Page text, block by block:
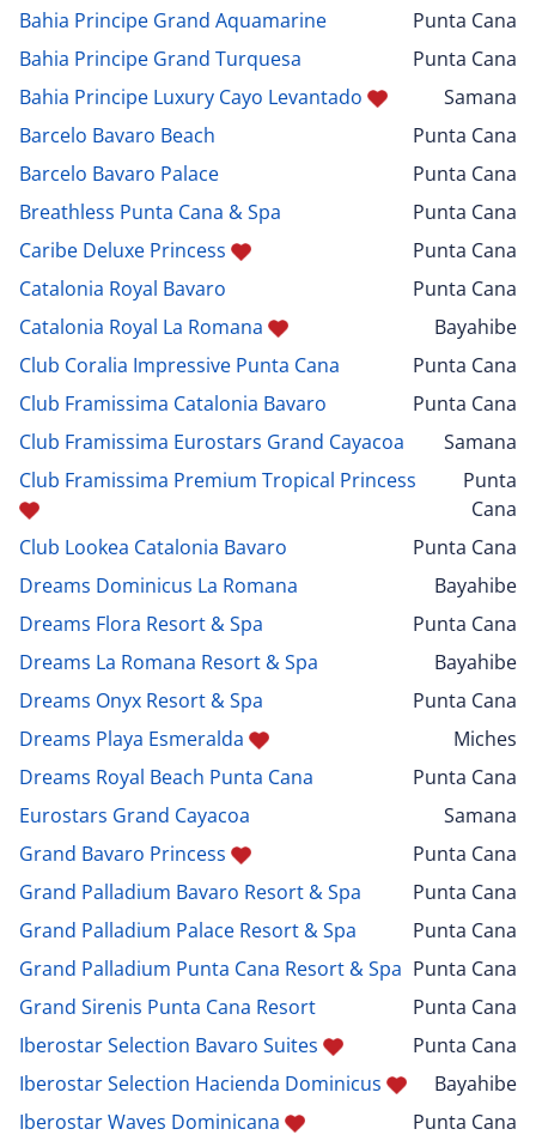
Bahia Principe Grand Aquamarine
Punta Cana
Bahia Principe Grand Turquesa
Punta Cana
Bahia Principe Luxury Cayo Levantado
Samana
Barcelo Bavaro Beach
Punta Cana
Barcelo Bavaro Palace
Punta Cana
Breathless Punta Cana & Spa
Punta Cana
Caribe Deluxe Princess
Punta Cana
Catalonia Royal Bavaro
Punta Cana
Catalonia Royal La Romana
Bayahibe
Club Coralia Impressive Punta Cana
Punta Cana
Club Framissima Catalonia Bavaro
Punta Cana
Club Framissima Eurostars Grand Cayacoa
Samana
Club Framissima Premium Tropical Princess
Punta
Cana
Club Lookea Catalonia Bavaro
Punta Cana
Dreams Dominicus La Romana
Bayahibe
Dreams Flora Resort & Spa
Punta Cana
Dreams La Romana Resort & Spa
Bayahibe
Dreams Onyx Resort & Spa
Punta Cana
Dreams Playa Esmeralda
Miches
Dreams Royal Beach Punta Cana
Punta Cana
Eurostars Grand Cayacoa
Samana
Grand Bavaro Princess
Punta Cana
Grand Palladium Bavaro Resort & Spa
Punta Cana
Grand Palladium Palace Resort & Spa
Punta Cana
Grand Palladium Punta Cana Resort & Spa Punta Cana
Grand Sirenis Punta Cana Resort
Punta Cana
Iberostar Selection Bavaro Suites
Punta Cana
Iberostar Selection Hacienda Dominicus
Bayahibe
Iberostar Waves Dominicana
Punta Cana